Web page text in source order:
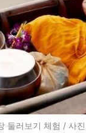
둘러보기 체험 / 사